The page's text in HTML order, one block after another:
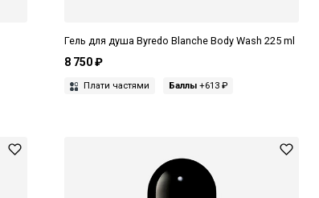
Гель для душа Byredo Blanche Body Wash 225 ml
8 750 ₽
Плати частями Баллы+613 ₽